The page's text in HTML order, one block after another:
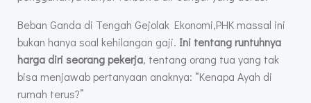
Beban Ganda di Tengah Gejolak Ekonomi,PHK massal ini
bukan hanya soal kehilangan gaji. Ini tentang runtuhnya
harga diri seorang pekerja, tentang orang tua yang tak
bisa menjawab pertanyaan anaknya: “Kenapa Ayah di
rumah terus?”